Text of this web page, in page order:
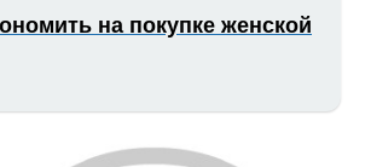
на покупке женской